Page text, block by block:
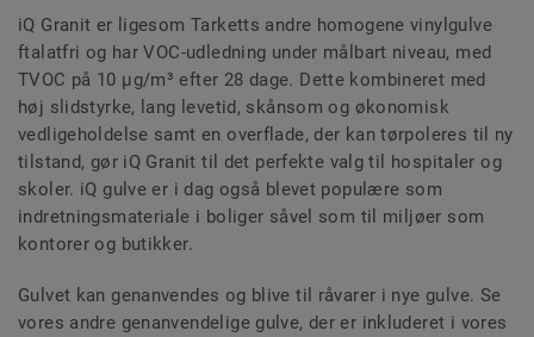
iQ Granit er ligesom Tarketts andre homogene vinylgulve
ftalatfri og har VOC-udledning under målbart niveau, med
TVOC på 10 µg/m³ efter 28 dage. Dette kombineret med
høj slidstyrke, lang levetid, skånsom og økonomisk
vedligeholdelse samt en overflade, der kan tørpoleres til ny
tilstand, gør iQ Granit til det perfekte valg til hospitaler og
skoler. iQ gulve er i dag også blevet populære som
indretningsmateriale i boliger såvel som til miljøer som
kontorer og butikker.
Gulvet kan genanvendes og blive til råvarer i nye gulve. Se
vores andre genanvendelige gulve, der er inkluderet i vores